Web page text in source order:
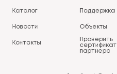
Каталог Поддержка
Новости Объекты
Контакты
Проверить
сертификат
партнера